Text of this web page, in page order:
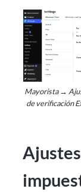
Mayorista →
de verificación